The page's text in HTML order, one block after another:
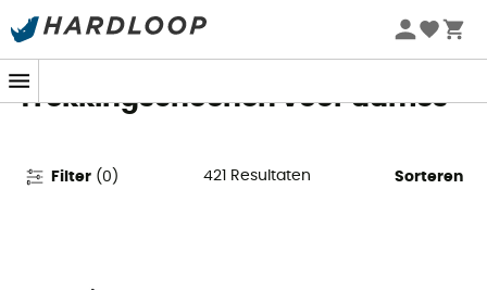
Zomeraanbiedingen 🔥 -5% EXTRA vanaf 2 producten* met
Trekkingschoenen voor dames
Filter (0 ) 421 Resultaten Sorteren